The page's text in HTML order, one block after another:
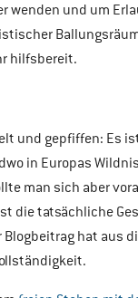
wenden und um
hilfsbereit.
und gepfiffen: Es
in Europas
man sich aber
die tatsächliche
hat aus